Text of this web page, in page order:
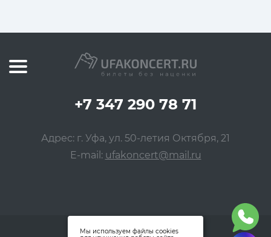
+7 347 290 78 71
Адрес: г. Уфа, ул. 50-летия Октября, 21
E-mail: ufakoncert@mail.ru
Мы используем файлы cookies